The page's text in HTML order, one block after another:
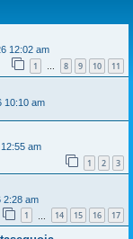
12:02 am
1 … 8 9 10 11
10:10 am
am
1 2 3
2:28 am
1 14 15 16 17